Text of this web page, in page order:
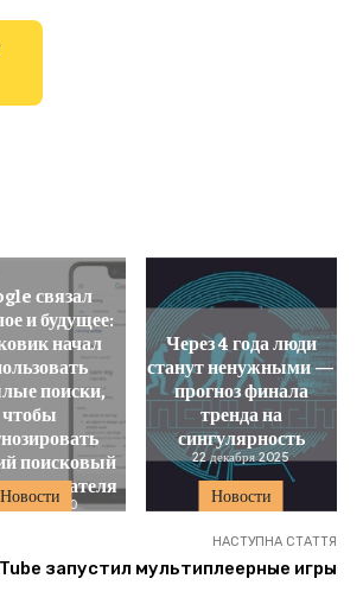
Новости
связал
и будущее:
начал
поиски,
чтобы
поисковый
2020 Новости
Через 4 года люди
станут ненужными —
прогноз финала
тренда на
сингулярность
22 декабря 2025
НАСТУПНА СТАТТЯ
запустил мультиплеерные игры